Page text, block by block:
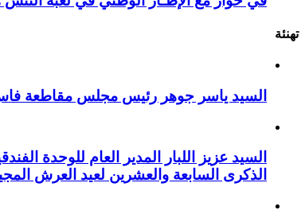
تهنئة
السيد ياسر جوهر رئيس مجلس مقاطعة فاس المدينة
السيد عزيز اللبار المدير العام للوحدة
الذكرى السابعة والعشرين لعيد العرش